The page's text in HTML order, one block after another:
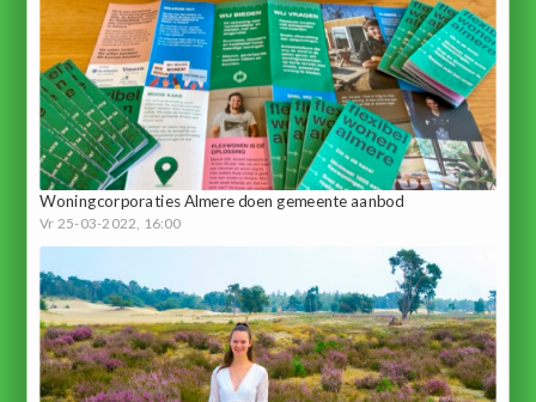
Woningcorporaties Almere doen gemeente aanbod
Vr 25-03-2022, 16:00